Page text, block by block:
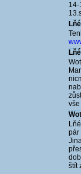
14-
pár
štít